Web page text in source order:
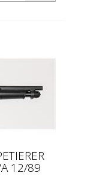
12/89